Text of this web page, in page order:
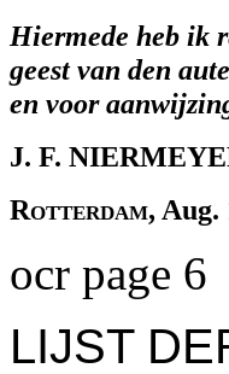
Hiermede heb ik
geest van den
en voor
J. F.
Rotterdam, Aug.
ocr page 6
LIJST